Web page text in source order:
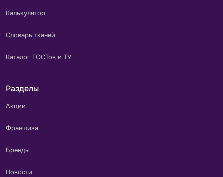
Калькулятор
Словарь тканей
Каталог ГОСТов и ТУ
Разделы
Акции
Франшиза
Бренды
Новости